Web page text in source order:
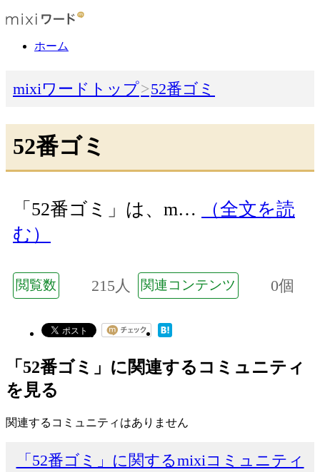
ホーム
mixiワードトップ 52番ゴミ
52番ゴミ
「52番ゴミ」は、m…
（全文を読
む）
閲覧数 215人 関連コンテンツ 0個
「52番ゴミ」に関連するコミュニティ
を見る
関連するコミュニティはありません
「52番ゴミ」に関するmixiコミュニティ